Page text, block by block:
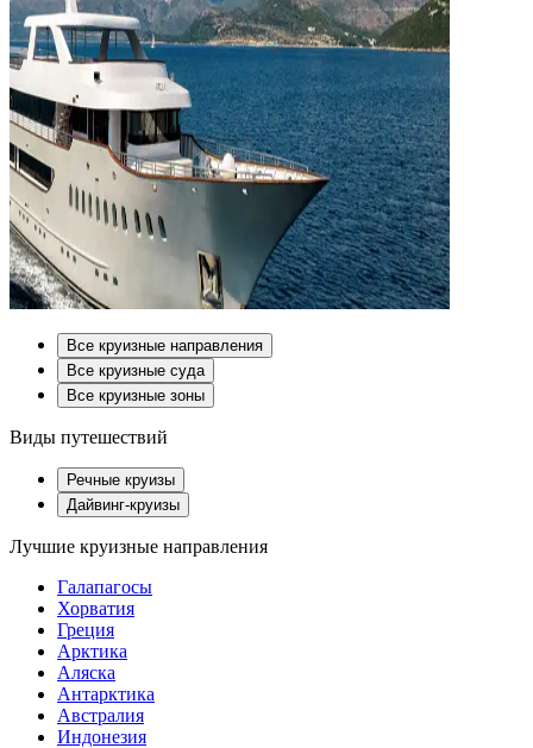
Все круизные направления
Все круизные суда
Все круизные зоны
Виды путешествий
Речные круизы
Дайвинг-круизы
Лучшие круизные направления
Галапагосы
Хорватия
Греция
Арктика
Аляска
Антарктика
Австралия
Индонезия